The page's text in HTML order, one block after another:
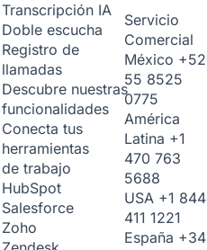
Transcripción IA
Doble escucha
Registro de
llamadas
Descubre nuestras
funcionalidades
Conecta tus
herramientas
de trabajo
HubSpot
Salesforce
Zoho
Servicio
Comercial
México +52
55 8525
0775
América
Latina +1
470 763
5688
USA +1 844
411 1221
España +34